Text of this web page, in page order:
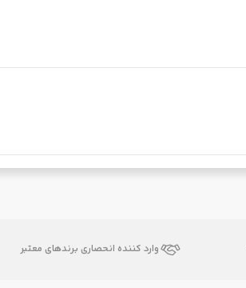
وارد کننده انحصاری برندهای معتبر